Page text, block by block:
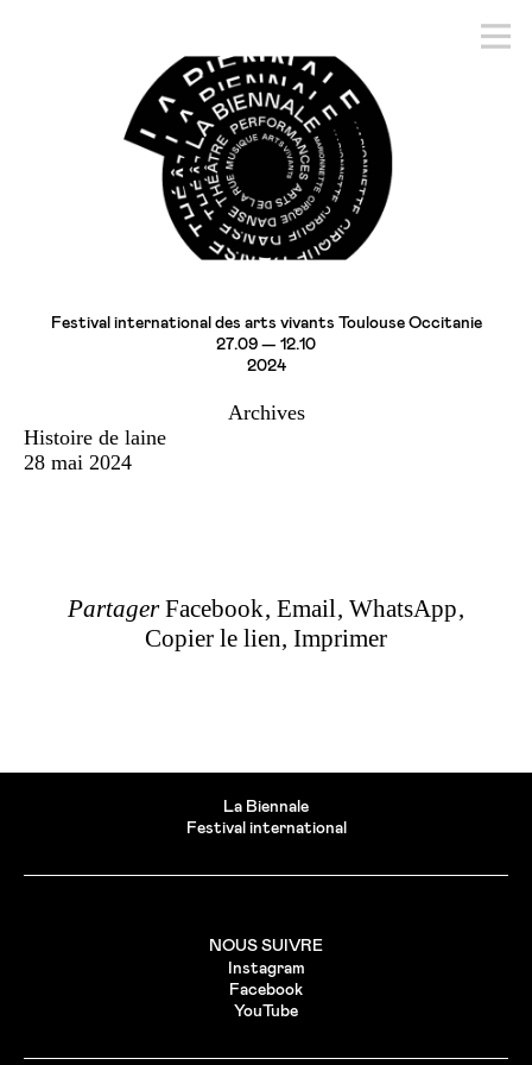
Festival international des arts vivants Toulouse Occitanie
27.09 — 12.10
2024
Archives
Histoire de laine
28 mai 2024
Partager Facebook Email WhatsApp
Copier le lien Imprimer
La Biennale
Festival international
NOUS SUIVRE
Instagram
Facebook
YouTube